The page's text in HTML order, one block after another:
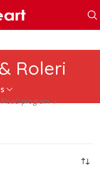
Roleri
Pisaći program